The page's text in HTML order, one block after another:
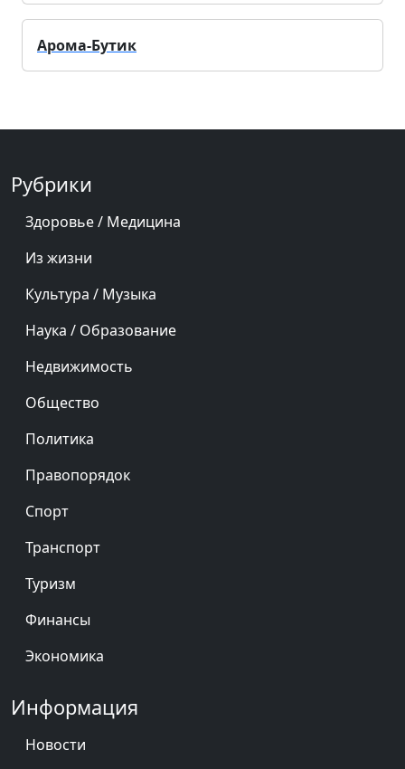
Арома-Бутик
Рубрики
Здоровье / Медицина
Из жизни
Культура / Музыка
Наука / Образование
Недвижимость
Общество
Политика
Правопорядок
Спорт
Транспорт
Туризм
Финансы
Экономика
Информация
Новости